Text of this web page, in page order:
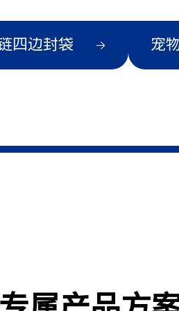
四边封袋 宠